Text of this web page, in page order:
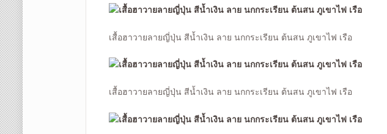
เสื้อฮาวายลายญี่ปุ่น สีน้ำเงิน ลาย นกกระเรียน ต้นสน ภูเขาไฟ เรือ
เสื้อฮาวายลายญี่ปุ่น สีน้ำเงิน ลาย นกกระเรียน ต้นสน ภูเขาไฟ เรือ